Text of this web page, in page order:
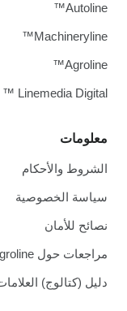
معلومات
الشروط والأحكام
سياسة الخصوصية
نصائح للأمان
مراجعات حول Agroline
دليل (كتالوج)
Autoline™
Machineryline™
Agroline™
Linemedia Digital ™